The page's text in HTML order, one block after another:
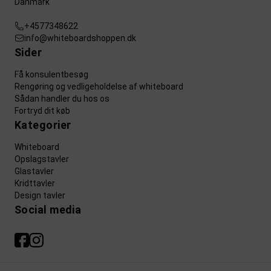
+4577348622
info@whiteboardshoppen.dk
Sider
Få konsulentbesøg
Rengøring og vedligeholdelse af whiteboard
Sådan handler du hos os
Fortryd dit køb
Kategorier
Whiteboard
Opslagstavler
Glastavler
Kridttavler
Design tavler
Social media